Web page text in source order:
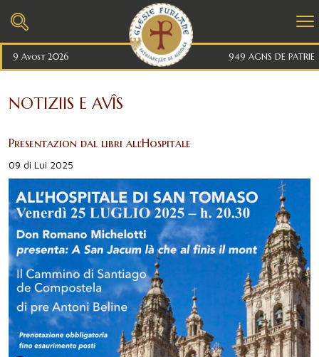
9 Avost 2026 949 AGNS DE PATRIE
NOTIZIIS E AVÎS
Presentazion dal libri alľHospitale
09 di Lui 2025